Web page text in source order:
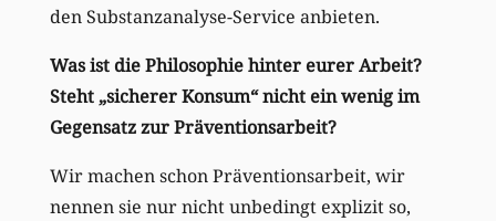
den Substanzanalyse-Service anbieten.
Was ist die Philosophie hinter eurer Arbeit?
Steht „sicherer Konsum“ nicht ein wenig im
Gegensatz zur Präventionsarbeit?
Wir machen schon Präventionsarbeit, wir
nennen sie nur nicht unbedingt explizit so,